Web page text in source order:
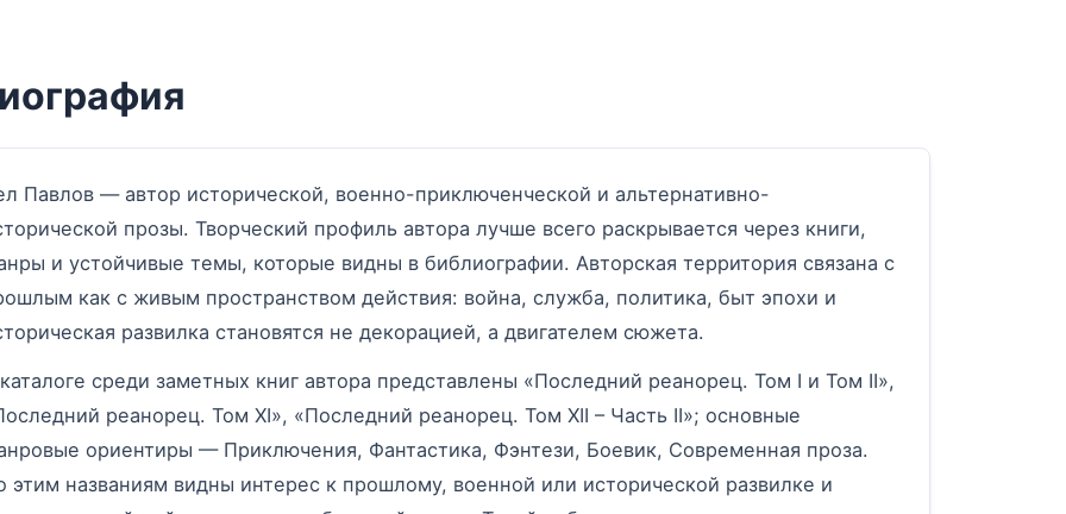
Павлов — автор исторической, военно-приключенческой и альтернативно-
прозы. Творческий профиль автора лучше всего раскрывается через книги,
и устойчивые темы, которые видны в библиографии. Авторская территория связана с
как с живым пространством действия: война, служба, политика, быт эпохи и
развилка становятся не декорацией, а двигателем сюжета.
среди заметных книг автора представлены «Последний реанорец. Том I и Том II»,
реанорец. Том XI», «Последний реанорец. Том XII – Часть II»; основные
ориентиры — Приключения, Фантастика, Фэнтези, Боевик, Современная проза.
этим названиям видны интерес к прошлому, военной или исторической развилке и